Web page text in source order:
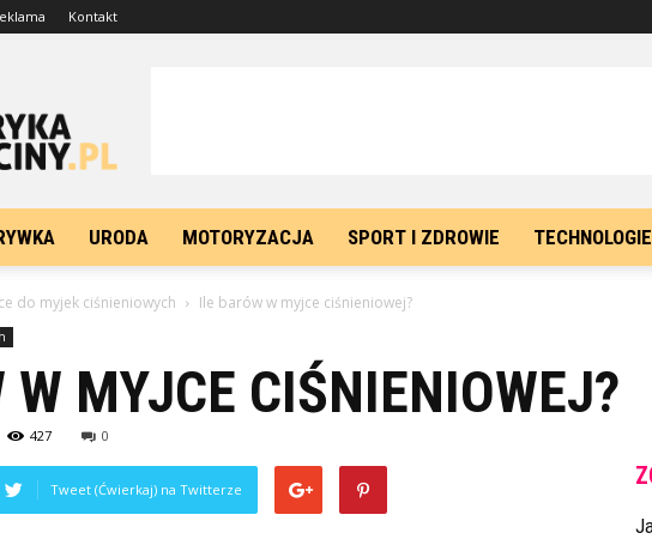
Kontakt
URODA MOTORYZACJA SPORT I ZDROWIE TECHNOLOGIE
do myjek ciśnieniowych Ile barów w myjce ciśnieniowej?
W MYJCE CIŚNIENIOWEJ?
427 0
Tweet (Ćwierkaj) na Twitterze